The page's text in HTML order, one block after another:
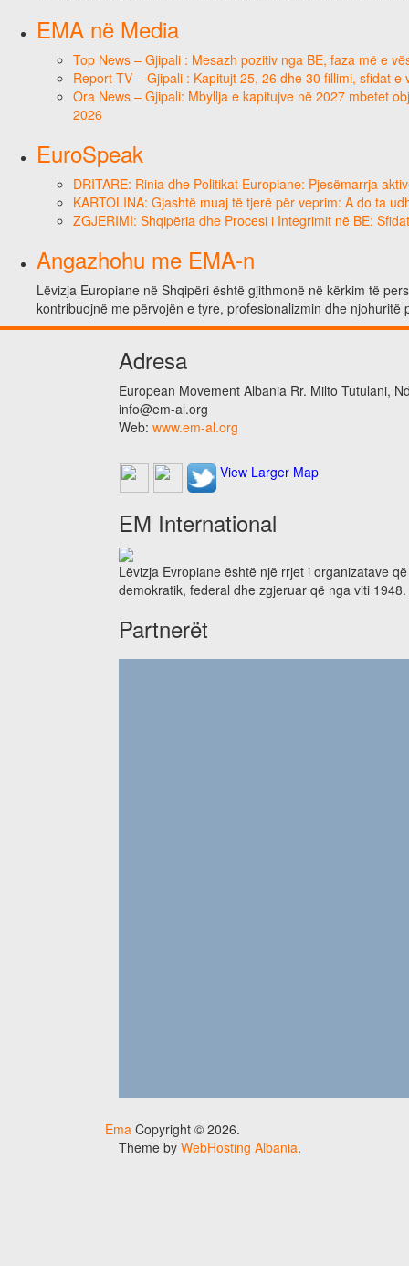
EMA në Media
Top News – Gjipali : Mesazh pozitiv nga BE, faza më e
Report TV – Gjipali : Kapitujt 25, 26 dhe 30 fillimi, sfidat
Ora News – Gjipali: Mbyllja e kapitujve në 2027 mbetet
2026
EuroSpeak
DRITARE: Rinia dhe Politikat Europiane: Pjesëmarrja
KARTOLINA: Gjashtë muaj të tjerë për veprim: A do ta
ZGJERIMI: Shqipëria dhe Procesi i Integrimit në BE:
Angazhohu me EMA-n
Lëvizja Europiane në Shqipëri është gjithmonë në kërkim të
kontribuojnë me përvojën e tyre, profesionalizmin dhe
Adresa
European Movement Albania Rr. Milto Tutulani,
info@em-al.org
Web: www.em-al.org
View Larger Map
EM International
Lëvizja Evropiane është një rrjet i organizatave
demokratik, federal dhe zgjeruar që nga viti 1948.
Partnerët
Ema Copyright © 2026.
Theme by WebHosting Albania.